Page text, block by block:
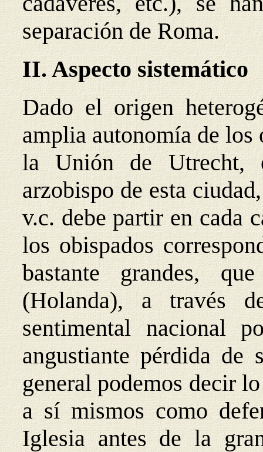
separación de Roma.
II. Aspecto sistemático
Dado el origen
amplia autonomía de los
la Unión de Utrecht,
arzobispo de esta
v.c. debe partir en cada
los obispados
bastante grandes,
(Holanda), a través
sentimental nacional
angustiante pérdida de
general podemos decir
a sí mismos como
Iglesia antes de la